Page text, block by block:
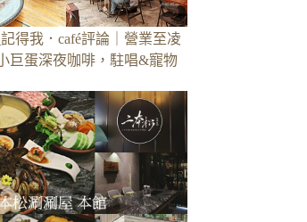
記得我．café評論｜營業至凌
巨蛋深夜咖啡，駐唱&寵物